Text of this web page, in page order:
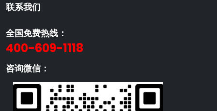
联系我们
全国免费热线：
400-609-1118
咨询微信：